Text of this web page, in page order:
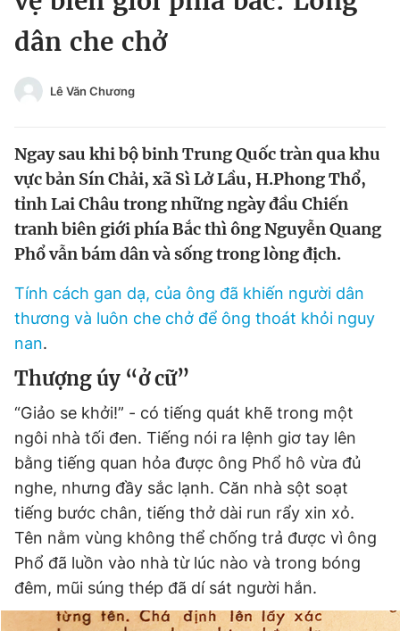
Video Magazine
Sản phẩm khác
Thông tin tòa soạn Liên hệ quảng cáo
Đọc Thanh Niên trên điện thoại
Theo dõi báo trên
Hotline Liên hệ quảng cáo
Tin đã xem
Đăng xuất
dân che chở
Lê Văn Chương
Ngay sau khi bộ binh Trung Quốc tràn qua khu
vực bản Sín Chải, xã Sì Lở Lầu, H.Phong Thổ,
tỉnh Lai Châu trong những ngày đầu Chiến
tranh biên giới phía Bắc thì ông Nguyễn Quang
Phổ vẫn bám dân và sống trong lòng địch.
Tính cách gan dạ, của ông đã khiến người dân
thương và luôn che chở để ông thoát khỏi nguy
nan.
Thượng úy “ở cữ”
“Giảo se khởi!” - có tiếng quát khẽ trong một
ngôi nhà tối đen. Tiếng nói ra lệnh giơ tay lên
bằng tiếng quan hỏa được ông Phổ hô vừa đủ
nghe, nhưng đầy sắc lạnh. Căn nhà sột soạt
tiếng bước chân, tiếng thở dài run rẩy xin xỏ.
Tên nằm vùng không thể chống trả được vì ông
Phổ đã luồn vào nhà từ lúc nào và trong bóng
đêm, mũi súng thép đã dí sát người hắn.